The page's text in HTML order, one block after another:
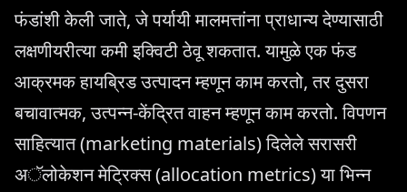
फंडांशी केली जाते, जे पर्यायी मालमत्तांना प्राधान्य देण्यासाठी
लक्षणीयरीत्या कमी इक्विटी ठेवू शकतात. यामुळे एक फंड
आक्रमक हायब्रिड उत्पादन म्हणून काम करतो, तर दुसरा
बचावात्मक, उत्पन्न-केंद्रित वाहन म्हणून काम करतो. विपणन
साहित्यात (marketing materials) दिलेले सरासरी
अॅलोकेशन मेट्रिक्स (allocation metrics) या भिन्न